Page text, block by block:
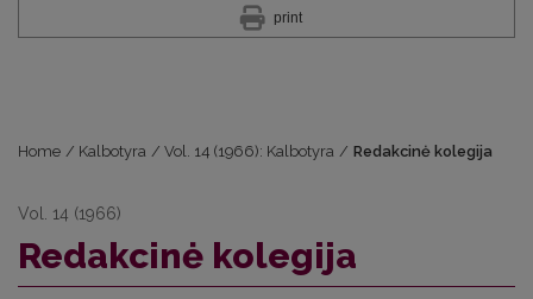
print
Home / Kalbotyra / Vol. 14 (1966): Kalbotyra / Redakcinė kolegija
Vol. 14 (1966)
Redakcinė kolegija